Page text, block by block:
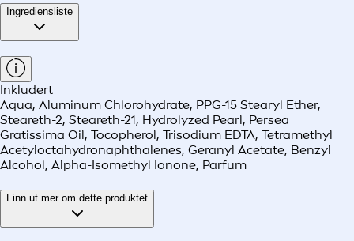
Ingrediensliste
Inkludert
Aqua, Aluminum Chlorohydrate, PPG-15 Stearyl Ether,
Steareth-2, Steareth-21, Hydrolyzed Pearl, Persea
Gratissima Oil, Tocopherol, Trisodium EDTA, Tetramethyl
Acetyloctahydronaphthalenes, Geranyl Acetate, Benzyl
Alcohol, Alpha-Isomethyl Ionone, Parfum
Finn ut mer om dette produktet